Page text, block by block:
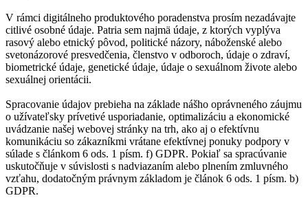
V rámci digitálneho produktového poradenstva prosím nezadávajte
citlivé osobné údaje. Patria sem najmä údaje, z ktorých vyplýva
rasový alebo etnický pôvod, politické názory, náboženské alebo
svetonázorové presvedčenia, členstvo v odboroch, údaje o zdraví,
biometrické údaje, genetické údaje, údaje o sexuálnom živote alebo
sexuálnej orientácii.
Spracovanie údajov prebieha na základe nášho oprávneného záujmu
o užívateľsky prívetivé usporiadanie, optimalizáciu a ekonomické
uvádzanie našej webovej stránky na trh, ako aj o efektívnu
komunikáciu so zákazníkmi vrátane efektívnej ponuky podpory v
súlade s článkom 6 ods. 1 písm. f) GDPR. Pokiaľ sa spracúvanie
uskutočňuje v súvislosti s nadviazaním alebo plnením zmluvného
vzťahu, dodatočným právnym základom je článok 6 ods. 1 písm. b)
GDPR.